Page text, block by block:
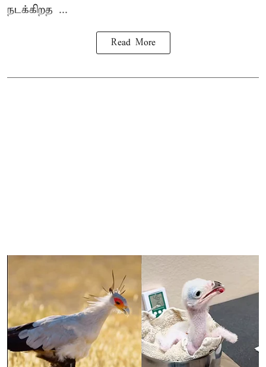
நடக்கிறத ...
Read More